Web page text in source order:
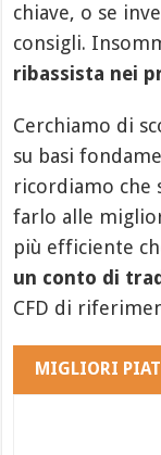
chiave, o se
consigli.
ribassista nei
Cerchiamo di
su basi
ricordiamo che
farlo alle
più efficiente
un conto di
CFD di
MIGLIORI